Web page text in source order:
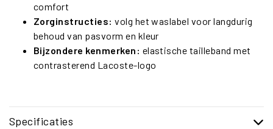
comfort
Zorginstructies: volg het waslabel voor langdurig
behoud van pasvorm en kleur
Bijzondere kenmerken: elastische tailleband met
contrasterend Lacoste-logo
Specificaties